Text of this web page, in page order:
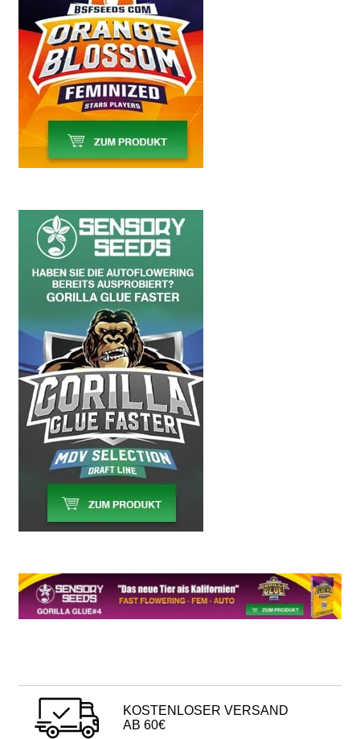
KOSTENLOSER VERSAND
AB 60€